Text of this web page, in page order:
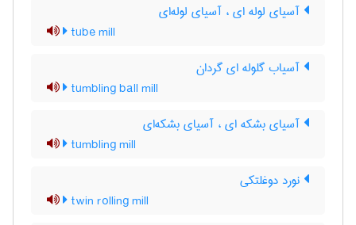
آسیای لوله ای ، آسیای لوله‌ای
tube mill
آسیاب گلوله ای گردان
tumbling ball mill
آسیای بشکه ای ، آسیای بشکه‌ای
tumbling mill
نورد دوغلتکی
twin rolling mill